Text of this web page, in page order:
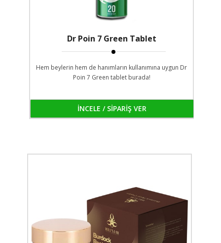
Dr Poin 7 Green Tablet
Hem beylerin hem de hanımların kullanımına uygun Dr
Poin 7 Green tablet burada!
İNCELE / SİPARİŞ VER